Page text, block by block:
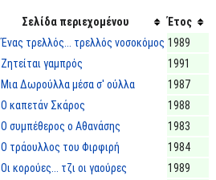
Σελίδα περιεχομένου
Έτος
Ένας τρελλός... τρελλός νοσοκόμος 1989
Ζητείται γαμπρός
1991
Μια Δωρούλλα μέσα σ' ούλλα
1987
Ο καπετάν Σκάρος
1988
Ο συμπέθερος ο Αθανάσης
1983
Ο τράουλλος του Φιρφιρή
1984
Οι κορούες... τζι οι γαούρες
1989